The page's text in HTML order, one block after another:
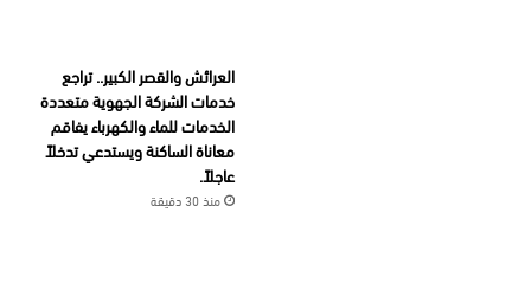
العرائش والقصر الكبير.. تراجع
خدمات الشركة الجهوية متعددة
الخدمات للماء والكهرباء يفاقم
معاناة الساكنة ويستدعي تدخلاً
عاجلاً.
منذ 30 دقيقة